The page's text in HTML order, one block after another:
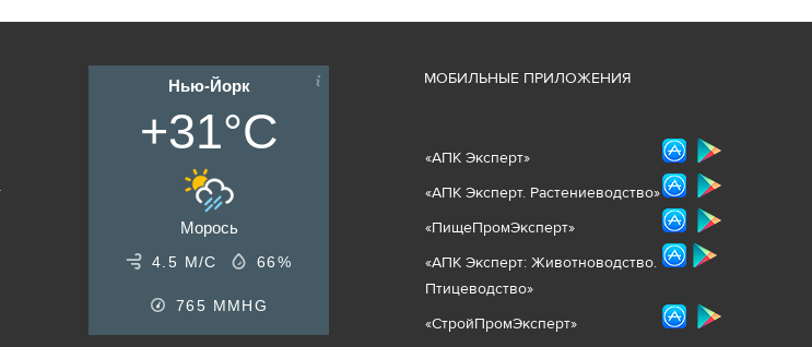
Нью-Йорк
+31°C
Морось
4.5 М/С 66%
765 MMHG
МОБИЛЬНЫЕ ПРИЛОЖЕНИЯ
«АПК Эксперт»
«АПК Эксперт. Растениеводство»
«ПищеПромЭксперт»
«АПК Эксперт: Животноводство.
Птицеводство»
«СтройПромЭксперт»